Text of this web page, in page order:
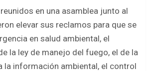
en una asamblea junto al
elevar sus reclamos para que se
en salud ambiental, el
la ley de manejo del fuego, el de la
la información ambiental, el control